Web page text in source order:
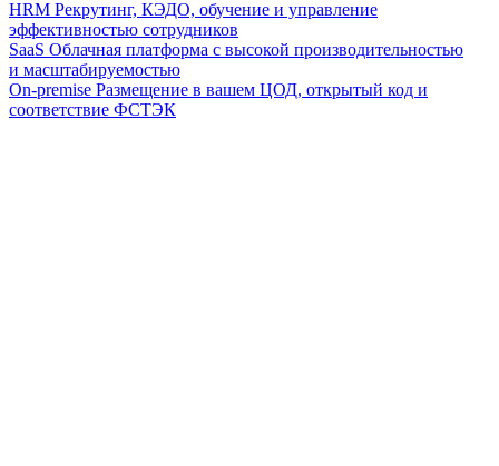
HRM Рекрутинг, КЭДО, обучение и управление
эффективностью сотрудников
SaaS Облачная платформа с высокой производительностью
и масштабируемостью
On-premise Размещение в вашем ЦОД, открытый код и
соответствие ФСТЭК